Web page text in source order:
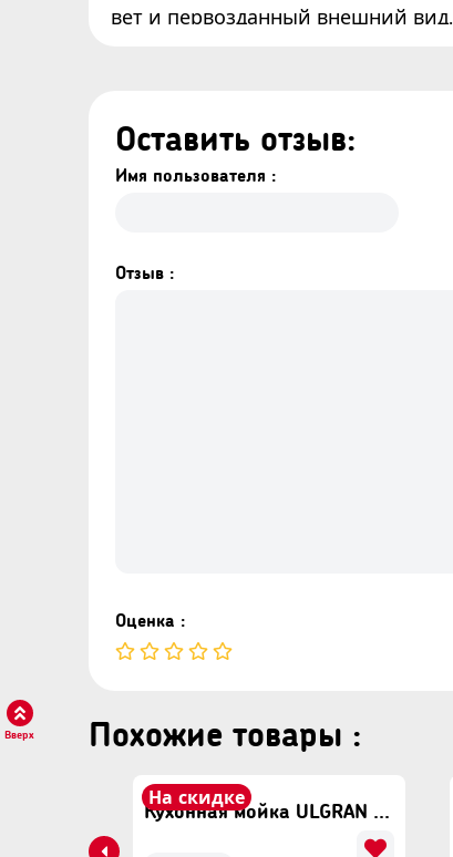
вет и первозданный внешний вид.
Похожие товары :
На скидке
Кухонная мойка ULGRAN U-608 Бежевый
Оставить отзыв:
Имя пользователя :
Отзыв :
Оценка :
Вверх